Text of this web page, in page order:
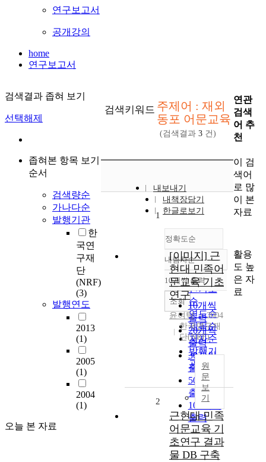
연구보고서
공개강의
home
연구보고서
검색결과 좁혀 보기
선택해제
좁혀본 항목 보기
순서
검색량순
가나다순
발행기관
한
국연
구재
단
(NRF)
(3)
발행연도
2013
(1)
2005
(1)
2004
(1)
오늘 본 자료
검색키워드 주제어 : 재외
동포 어문교육
(검색결과 3 건)
내보내기
내책장담기
한글로보기
정확도순
정확도
순
인기도
순
연도순
제목순
저자순
발행기
관순
내림차순
내림차순
10개씩 출력
10개씩
출력
20개씩
출력
30개씩
출력
50개씩
출력
100개씩
출력
조회
1
[이미지] 근
현대 민족어
문교육 기초
연구
윤여탁
2004
한국연구재
단(NRF)
원
문
보
기
2
근현대 민족
어문교육 기
초연구 결과
물 DB 구축
연관
검색
어 추
천
이 검
색어
로 많
이 본
자료
활용
도 높
은 자
료